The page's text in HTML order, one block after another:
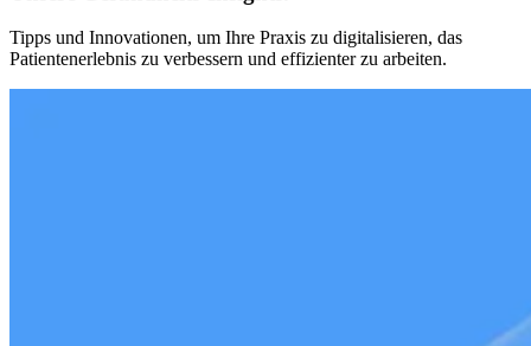
Tipps und Innovationen, um Ihre Praxis zu digitalisieren, das
Patientenerlebnis zu verbessern und effizienter zu arbeiten.